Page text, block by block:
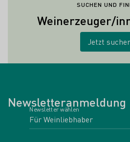
SUCHEN UND
Weinerzeuger/
Jetzt
Newsletteranmeldung
Newsletter wählen